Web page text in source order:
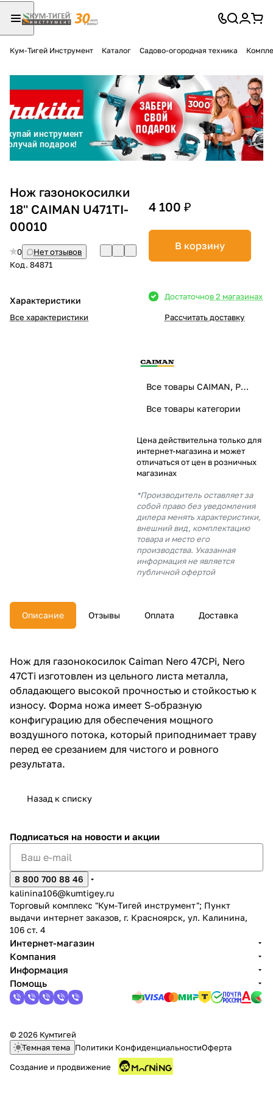
Кум-Тигей Инструмент Каталог Садово-огородная техника
Нож газонокосилки
18'' CAIMAN U471TI-
00010
0
Нет отзывов
Код. 84871
Характеристики
Все характеристики
4 100 ₽
В корзину
Достаточнов 2 магазинах
Рассчитать доставку
Все товары CAIMAN, PUBERT
Все товары категории
Цена действительна только для
интернет-магазина и может
отличаться от цен в розничных
магазинах
*Производитель оставляет за
собой право без уведомления
дилера менять характеристики,
внешний вид, комплектацию
товара и место его
производства. Указанная
информация не является
публичной офертой
Описание Отзывы Оплата Доставка
Нож для газонокосилок Caiman Nero 47CPi, Nero
47CTi изготовлен из цельного листа металла,
обладающего высокой прочностью и стойкостью к
износу. Форма ножа имеет S-образную
конфигурацию для обеспечения мощного
воздушного потока, который приподнимает траву
перед ее срезанием для чистого и ровного
результата.
Назад к списку
Подписаться на новости и акции
8 800 700 88 46
kalinina106@kumtigey.ru
Торговый комплекс "Кум-Тигей инструмент"; Пункт
выдачи интернет заказов, г. Красноярск, ул. Калинина,
106 ст. 4
Интернет-магазин
Компания
Информация
Помощь
© 2026 Кумтигей
Темная тема Политики КонфиденциальностиОферта
Создание и продвижение
Разбейте
оплатуна части
без переплат
График платежей
Сегодня
в корзину
% картой любого банка
% будут
с вашей карты
раз в 2
недели
раз в 2 недели